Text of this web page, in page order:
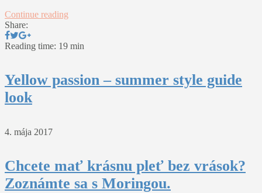
Continue reading
Share:
Reading time: 19 min
Yellow passion – summer style guide
look
4. mája 2017
Chcete mať krásnu pleť bez vrások?
Zoznámte sa s Moringou.